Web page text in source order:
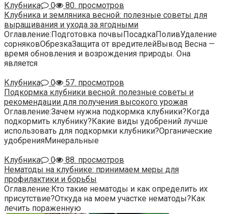
Клубника
0
80. просмотров
Клубника и земляника весной: полезные советы для
выращивания и ухода за ягодными
Оглавление:Подготовка почвыПосадкаПоливУдаление
сорняковОбрезкаЗащита от вредителейВывод Весна —
время обновления и возрождения природы. Она
является
Клубника
0
57. просмотров
Подкормка клубники весной: полезные советы и
рекомендации для получения высокого урожая
Оглавление:Зачем нужна подкормка клубники?Когда
подкормить клубнику?Какие виды удобрений лучше
использовать для подкормки клубники?Органические
удобренияМинеральные
Клубника
0
88. просмотров
Нематоды на клубнике: принимаем меры для
профилактики и борьбы
Оглавление:Кто такие нематоды и как определить их
присутствие?Откуда на моем участке нематоды?Как
лечить пораженную